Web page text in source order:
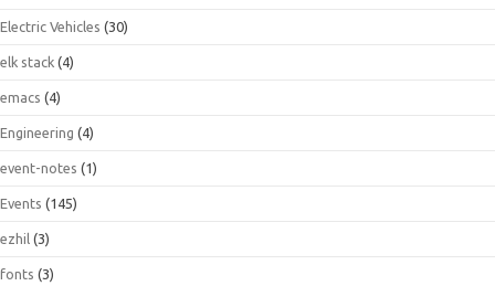
Electric Vehicles (30)
elk stack (4)
emacs (4)
Engineering (4)
event-notes (1)
Events (145)
ezhil (3)
fonts (3)